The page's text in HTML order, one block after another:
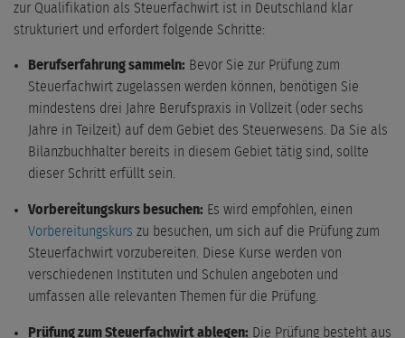
zur Qualifikation als Steuerfachwirt ist in Deutschland klar
strukturiert und erfordert folgende Schritte:
Berufserfahrung sammeln: Bevor Sie zur Prüfung zum
Steuerfachwirt zugelassen werden können, benötigen Sie
mindestens drei Jahre Berufspraxis in Vollzeit (oder sechs
Jahre in Teilzeit) auf dem Gebiet des Steuerwesens. Da Sie als
Bilanzbuchhalter bereits in diesem Gebiet tätig sind, sollte
dieser Schritt erfüllt sein.
Vorbereitungskurs besuchen: Es wird empfohlen, einen
Vorbereitungskurs zu besuchen, um sich auf die Prüfung zum
Steuerfachwirt vorzubereiten. Diese Kurse werden von
verschiedenen Instituten und Schulen angeboten und
umfassen alle relevanten Themen für die Prüfung.
Prüfung zum Steuerfachwirt ablegen: Die Prüfung besteht aus